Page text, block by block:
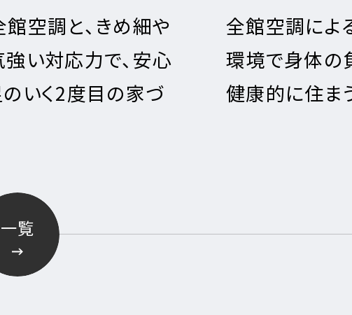
細や
安心
家づ
全館空調による自然な空気
環境で身体の負担を減らし、
健康的に住まう家
一覧